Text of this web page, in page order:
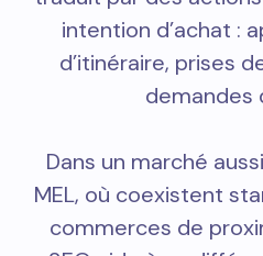
intention d’achat :
d’itinéraire, prises
demandes
Dans un marché
MEL, où coexistent
commerces de